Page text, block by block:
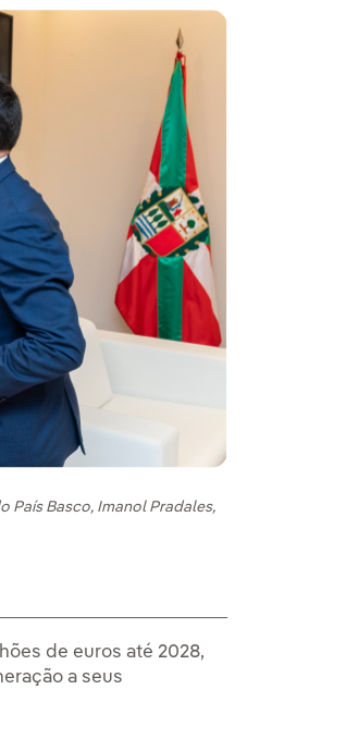
País Basco, Imanol Pradales,
de euros até 2028,
a seus